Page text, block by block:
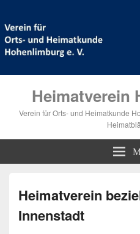
Heimatverein
Verein für Orts- und Heimatkunde
Heimatverein
Innenstadt